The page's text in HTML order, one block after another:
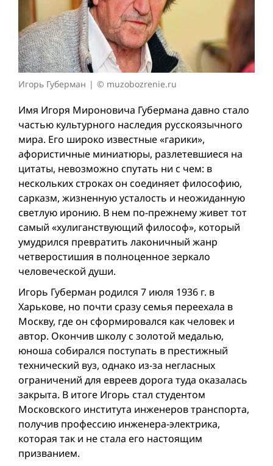
Игорь Губерман © muzobozrenie.ru
Имя Игоря Мироновича Губермана давно стало
частью культурного наследия русскоязычного
мира. Его широко известные «гарики»,
афористичные миниатюры, разлетевшиеся на
цитаты, невозможно спутать ни с чем: в
нескольких строках он соединяет философию,
сарказм, жизненную усталость и неожиданную
светлую иронию. В нем по-прежнему живет тот
самый «хулиганствующий философ», который
умудрился превратить лаконичный жанр
четверостишия в полноценное зеркало
человеческой души.
Игорь Губерман родился 7 июля 1936 г. в
Харькове, но почти сразу семья переехала в
Москву, где он сформировался как человек и
автор. Окончив школу с золотой медалью,
юноша собирался поступать в престижный
технический вуз, однако из-за негласных
ограничений для евреев дорога туда оказалась
закрыта. В итоге Игорь стал студентом
Московского института инженеров транспорта,
получив профессию инженера-электрика,
которая так и не стала его настоящим
призванием.